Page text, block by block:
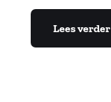
Lees verder